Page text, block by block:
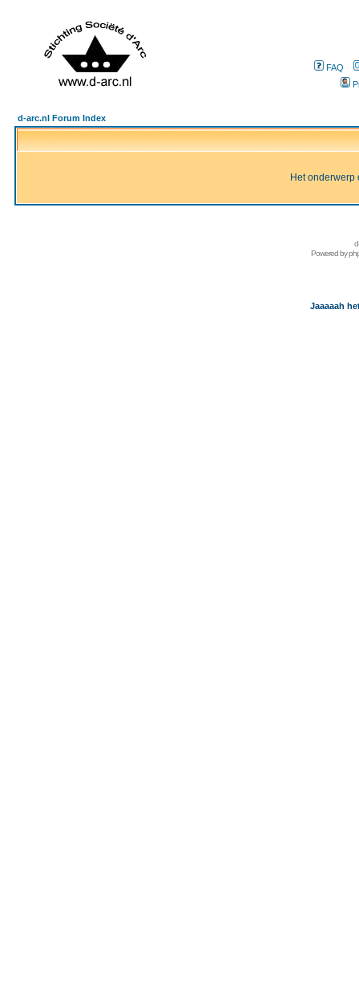
FAQ
d-arc.nl Forum Index
Het onderwerp
Powered by
Jaaaaah